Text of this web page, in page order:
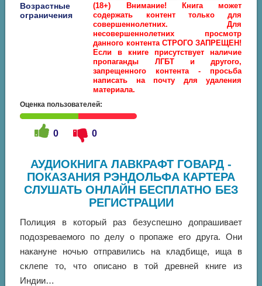
Возрастные
ограничения
(18+) Внимание! Книга может
содержать контент только для
совершеннолетних. Для
несовершеннолетних просмотр
данного контента СТРОГО ЗАПРЕЩЕН!
Если в книге присутствует наличие
пропаганды ЛГБТ и другого,
запрещенного контента - просьба
написать на почту для удаления
материала.
Оценка пользователей:
0 0
АУДИОКНИГА ЛАВКРАФТ ГОВАРД -
ПОКАЗАНИЯ РЭНДОЛЬФА КАРТЕРА
СЛУШАТЬ ОНЛАЙН БЕСПЛАТНО БЕЗ
РЕГИСТРАЦИИ
Полиция в который раз безуспешно допрашивает
подозреваемого по делу о пропаже его друга. Они
накануне ночью отправились на кладбище, ища в
склепе то, что описано в той древней книге из
Индии…